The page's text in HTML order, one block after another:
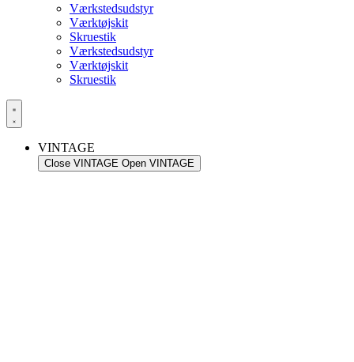
Værkstedsudstyr
Værktøjskit
Skruestik
Værkstedsudstyr
Værktøjskit
Skruestik
VINTAGE
Close VINTAGE Open VINTAGE